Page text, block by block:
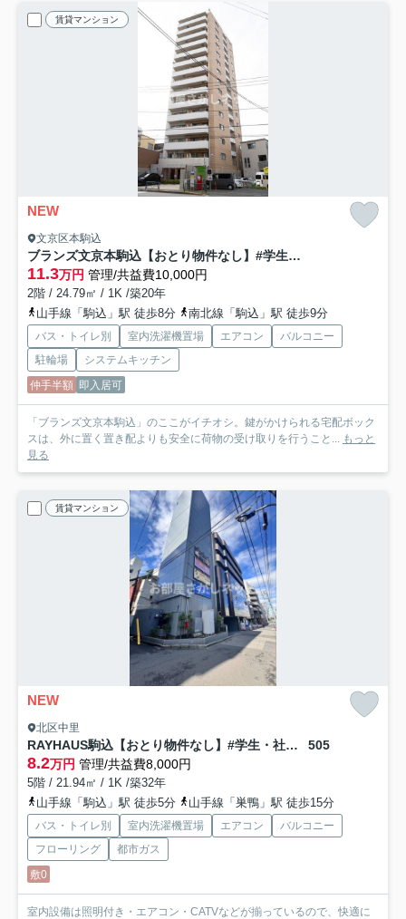
賃貸マンション
NEW
文京区本駒込
ブランズ文京本駒込【おとり物件なし】#学生・社会人にオススメ！初期費用分割払いOK！
11.3万円 管理/共益費10,000円
2階 / 24.79㎡ / 1K /築20年
山手線「駒込」駅 徒歩8分
南北線「駒込」駅 徒歩9分
バス・トイレ別 室内洗濯機置場 エアコン
バルコニー
駐輪場
システムキッチン
仲手半額 即入居可
「ブランズ文京本駒込」のここがイチオシ。鍵がかけられる宅配ボック
スは、外に置く置き配よりも安全に荷物の受け取りを行うこと... もっと
見る
賃貸マンション
NEW
北区中里
RAYHAUS駒込【おとり物件なし】#学生・社会人にオススメ！初期費用分割払いOK！ 505
8.2万円 管理/共益費8,000円
5階 / 21.94㎡ / 1K /築32年
山手線「駒込」駅 徒歩5分
山手線「巣鴨」駅 徒歩15分
バス・トイレ別 室内洗濯機置場 エアコン
バルコニー
フローリング
都市ガス
敷0
室内設備は照明付き・エアコン・CATVなどが揃っているので、快適に